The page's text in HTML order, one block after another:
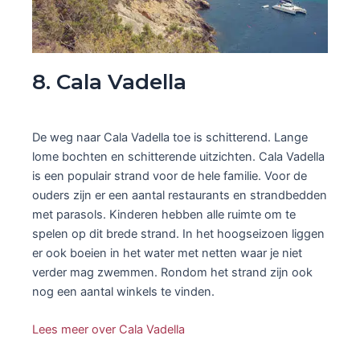
8. Cala Vadella
De weg naar Cala Vadella toe is schitterend. Lange
lome bochten en schitterende uitzichten. Cala Vadella
is een populair strand voor de hele familie. Voor de
ouders zijn er een aantal restaurants en strandbedden
met parasols. Kinderen hebben alle ruimte om te
spelen op dit brede strand. In het hoogseizoen liggen
er ook boeien in het water met netten waar je niet
verder mag zwemmen. Rondom het strand zijn ook
nog een aantal winkels te vinden.
Lees meer over Cala Vadella